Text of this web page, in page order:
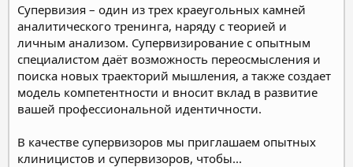
Супервизия – один из трех краеугольных камней
аналитического тренинга, наряду с теорией и
личным анализом. Супервизирование с опытным
специалистом даёт возможность переосмысления и
поиска новых траекторий мышления, а также создает
модель компетентности и вносит вклад в развитие
вашей профессиональной идентичности.
В качестве супервизоров мы приглашаем опытных
клиницистов и супервизоров, чтобы...